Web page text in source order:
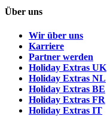
Über uns
Wir über uns
Karriere
Partner werden
Holiday Extras UK
Holiday Extras NL
Holiday Extras BE
Holiday Extras FR
Holiday Extras IT